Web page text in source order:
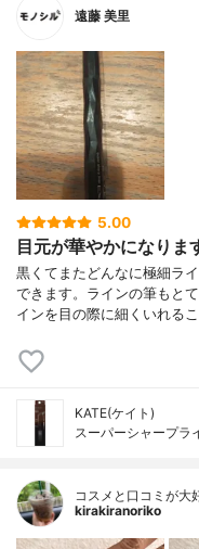
遠藤 美里
5.00
目元が華やかになりま
黒くてまたどんなに極細ラ
できます。ラインの筆もと
インを目の際に細くいれる
KATE(ケイト)
スーパーシャープラ
コスメと口コミが大
kirakiranoriko